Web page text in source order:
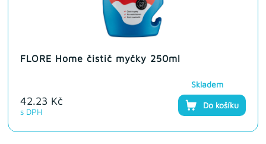
FLORE Home čistič myčky 250ml
42.23 Kč
s DPH
Skladem
Do košíku